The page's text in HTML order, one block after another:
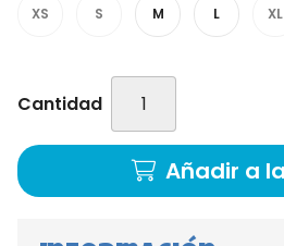
XS S M L XL
Cantidad
Añadir a